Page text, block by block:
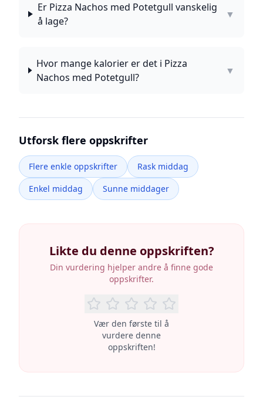
Er Pizza Nachos med Potetgull vanskelig
å lage?
▼
Hvor mange kalorier er det i Pizza
Nachos med Potetgull?
▼
Utforsk flere oppskrifter
Flere enkle oppskrifter
Rask middag
Enkel middag
Sunne middager
Likte du denne oppskriften?
Din vurdering hjelper andre å finne gode
oppskrifter.
Vær den første til å
vurdere denne
oppskriften!